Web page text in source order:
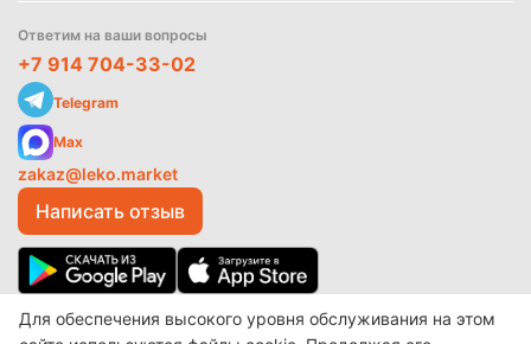
Ответим на ваши вопросы
+7 914 704-33-02
Telegram
Max
zakaz@leko.market
Написать отзыв
© 2017-2026 ООО «Леко» Разработано в make shop
Для обеспечения высокого уровня обслуживания на этом